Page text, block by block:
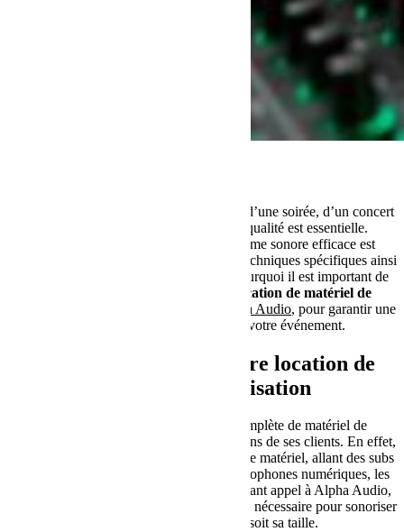
Pour réussir un événement, qu’il s’agisse d’une soirée, d’un concert
ou d’un festival, une sonorisation de qualité est essentielle.
Cependant, la mise en place d’un système sonore efficace est
complexe et nécessite des connaissances techniques spécifiques ainsi
que des équipements de qualité. C’est pourquoi il est important de
location de matériel de
Alpha Audio, pour garantir une
expérience sonore optimale pour votre événement.
Un large choix pour votre location de
matériel de sonorisation
Alpha Audio propose une gamme complète de matériel de
sonorisation pour répondre à tous les besoins de ses clients. En effet,
l’entreprise dispose d’une grande variété de matériel, allant des subs
aux amplificateurs en passant par les microphones numériques, les
ear monitors et les consoles. Ainsi, en faisant appel à Alpha Audio,
vous êtes certain de trouver tout le matériel nécessaire pour sonoriser
votre événement, quelle que soit sa taille.